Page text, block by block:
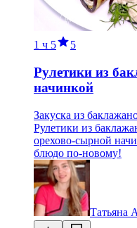
1 ч 5 5
Рулетики из
начинкой
Закуска из
Рулетики из
орехово-сырной
блюдо по-новому!
Татьяна